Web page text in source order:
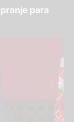
para